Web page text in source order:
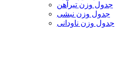
جدول وزن تیرآهن
جدول وزن نبشی
جدول وزن ناودانی